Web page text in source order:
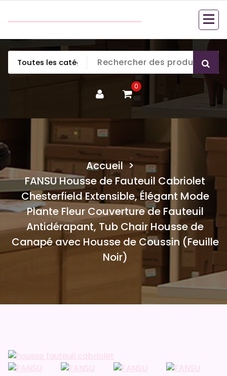
0
Accueil>
FANSU Housse de Fauteuil Cabriolet
Chesterfield Extensible, Élégant Mode
Plante Fleur Couverture de Fauteuil
Antidérapant, Tub Chair Housse de
Canapé avec Housse de Coussin (Feuille
Noir)